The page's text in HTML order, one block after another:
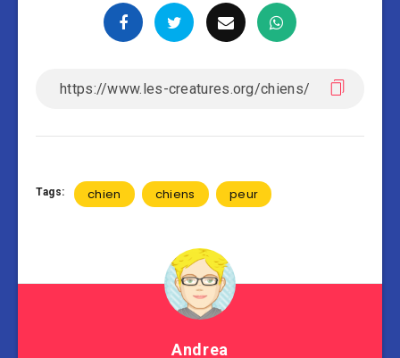
Tags: chien chiens peur
Andrea